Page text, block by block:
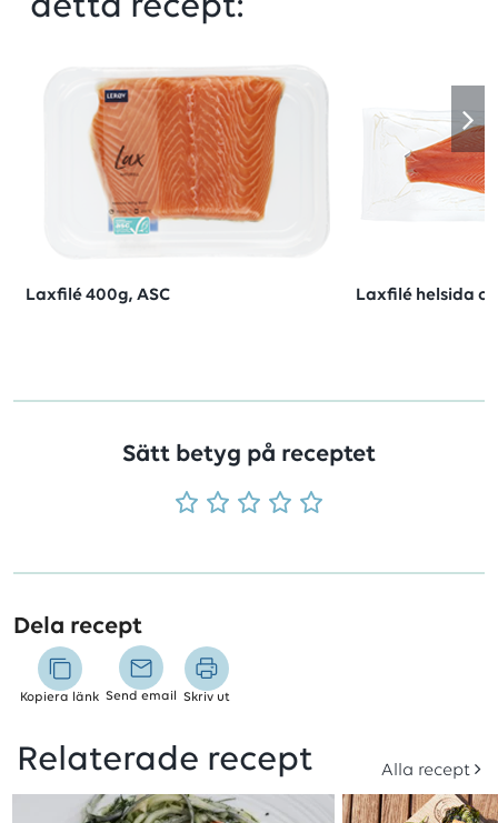
detta recept:
Laxfilé 400g, ASC Laxfilé helsida
Sätt betyg på receptet
Dela recept
Kopiera länk Send email Skriv ut
Relaterade recept Alla recept